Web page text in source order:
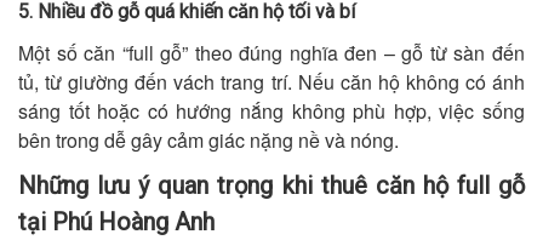
5. Nhiều đồ gỗ quá khiến căn hộ tối và bí
Một số căn “full gỗ” theo đúng nghĩa đen – gỗ từ sàn đến
tủ, từ giường đến vách trang trí. Nếu căn hộ không có ánh
sáng tốt hoặc có hướng nắng không phù hợp, việc sống
bên trong dễ gây cảm giác nặng nề và nóng.
Những lưu ý quan trọng khi thuê căn hộ full gỗ
tại Phú Hoàng Anh